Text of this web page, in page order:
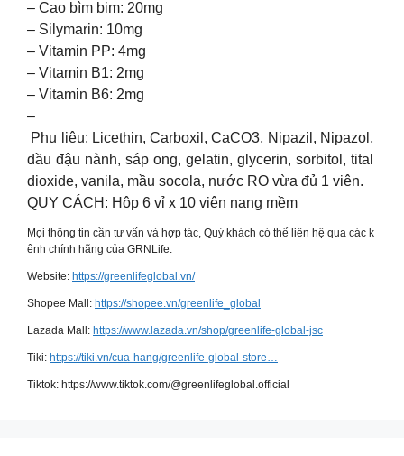
– Cao bìm bim: 20mg
– Silymarin: 10mg
– Vitamin PP: 4mg
– Vitamin B1: 2mg
– Vitamin B6: 2mg
–
Phụ liệu: Licethin, Carboxil, CaCO3, Nipazil, Nipazol,
dầu đậu nành, sáp ong, gelatin, glycerin, sorbitol, tital
dioxide, vanila, mầu socola, nước RO vừa đủ 1 viên.
QUY CÁCH: Hộp 6 vỉ x 10 viên nang mềm
Mọi thông tin cần tư vấn và hợp tác, Quý khách có thể liên hệ qua các k
ênh chính hãng của GRNLife:
Website: https://greenlifeglobal.vn/
Shopee Mall: https://shopee.vn/greenlife_global
Lazada Mall: https://www.lazada.vn/shop/greenlife-global-jsc
Tiki: https://tiki.vn/cua-hang/greenlife-global-store…
Tiktok: https://www.tiktok.com/@greenlifeglobal.official